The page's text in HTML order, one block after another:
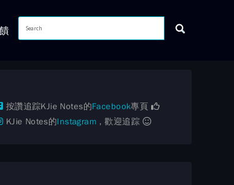
按讚追踪KJie Notes的Facebook專頁
KJie Notes的Instagram ，歡迎追踪